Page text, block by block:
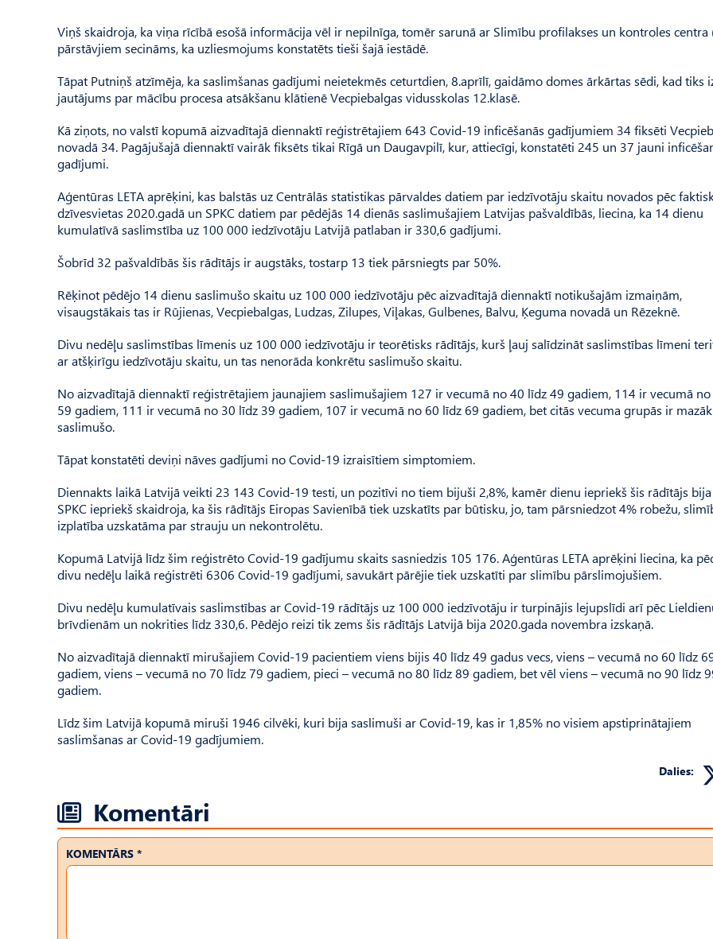
Viņš skaidroja, ka viņa rīcībā esošā informācija vēl ir nepilnīga, tomēr sarunā ar Slimību profilakses un kontroles centra
pārstāvjiem secināms, ka uzliesmojums konstatēts tieši šajā iestādē.
Tāpat Putniņš atzīmēja, ka saslimšanas gadījumi neietekmēs ceturtdien, 8.aprīlī, gaidāmo domes ārkārtas sēdi, kad tiks
jautājums par mācību procesa atsākšanu klātienē Vecpiebalgas vidusskolas 12.klasē.
Kā ziņots, no valstī kopumā aizvadītajā diennaktī reģistrētajiem 643 Covid-19 inficēšanās gadījumiem 34 fiksēti
novadā 34. Pagājušajā diennaktī vairāk fiksēts tikai Rīgā un Daugavpilī, kur, attiecīgi, konstatēti 245 un 37 jauni
gadījumi.
Aģentūras LETA aprēķini, kas balstās uz Centrālās statistikas pārvaldes datiem par iedzīvotāju skaitu novados pēc
dzīvesvietas 2020.gadā un SPKC datiem par pēdējās 14 dienās saslimušajiem Latvijas pašvaldībās, liecina, ka 14 dienu
kumulatīvā saslimstība uz 100 000 iedzīvotāju Latvijā patlaban ir 330,6 gadījumi.
Šobrīd 32 pašvaldībās šis rādītājs ir augstāks, tostarp 13 tiek pārsniegts par 50%.
Rēķinot pēdējo 14 dienu saslimušo skaitu uz 100 000 iedzīvotāju pēc aizvadītajā diennaktī notikušajām izmaiņām,
visaugstākais tas ir Rūjienas, Vecpiebalgas, Ludzas, Zilupes, Viļakas, Gulbenes, Balvu, Ķeguma novadā un Rēzeknē.
Divu nedēļu saslimstības līmenis uz 100 000 iedzīvotāju ir teorētisks rādītājs, kurš ļauj salīdzināt saslimstības līmeni
ar atšķirīgu iedzīvotāju skaitu, un tas nenorāda konkrētu saslimušo skaitu.
No aizvadītajā diennaktī reģistrētajiem jaunajiem saslimušajiem 127 ir vecumā no 40 līdz 49 gadiem, 114 ir vecumā
59 gadiem, 111 ir vecumā no 30 līdz 39 gadiem, 107 ir vecumā no 60 līdz 69 gadiem, bet citās vecuma grupās ir mazāk
saslimušo.
Tāpat konstatēti deviņi nāves gadījumi no Covid-19 izraisītiem simptomiem.
Diennakts laikā Latvijā veikti 23 143 Covid-19 testi, un pozitīvi no tiem bijuši 2,8%, kamēr dienu iepriekš šis rādītājs bija
SPKC iepriekš skaidroja, ka šis rādītājs Eiropas Savienībā tiek uzskatīts par būtisku, jo, tam pārsniedzot 4% robežu,
izplatība uzskatāma par strauju un nekontrolētu.
Kopumā Latvijā līdz šim reģistrēto Covid-19 gadījumu skaits sasniedzis 105 176. Aģentūras LETA aprēķini liecina, ka
divu nedēļu laikā reģistrēti 6306 Covid-19 gadījumi, savukārt pārējie tiek uzskatīti par slimību pārslimojušiem.
Divu nedēļu kumulatīvais saslimstības ar Covid-19 rādītājs uz 100 000 iedzīvotāju ir turpinājis lejupslīdi arī pēc
brīvdienām un nokrities līdz 330,6. Pēdējo reizi tik zems šis rādītājs Latvijā bija 2020.gada novembra izskaņā.
No aizvadītajā diennaktī mirušajiem Covid-19 pacientiem viens bijis 40 līdz 49 gadus vecs, viens – vecumā no 60 līdz
gadiem, viens – vecumā no 70 līdz 79 gadiem, pieci – vecumā no 80 līdz 89 gadiem, bet vēl viens – vecumā no 90 līdz
gadiem.
Līdz šim Latvijā kopumā miruši 1946 cilvēki, kuri bija saslimuši ar Covid-19, kas ir 1,85% no visiem apstiprinātajiem
saslimšanas ar Covid-19 gadījumiem.
Dalies:
Komentāri
KOMENTĀRS *